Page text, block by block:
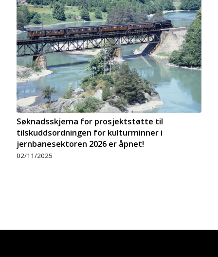
Søknadsskjema for prosjektstøtte til
tilskuddsordningen for kulturminner i
jernbanesektoren 2026 er åpnet!
02/11/2025